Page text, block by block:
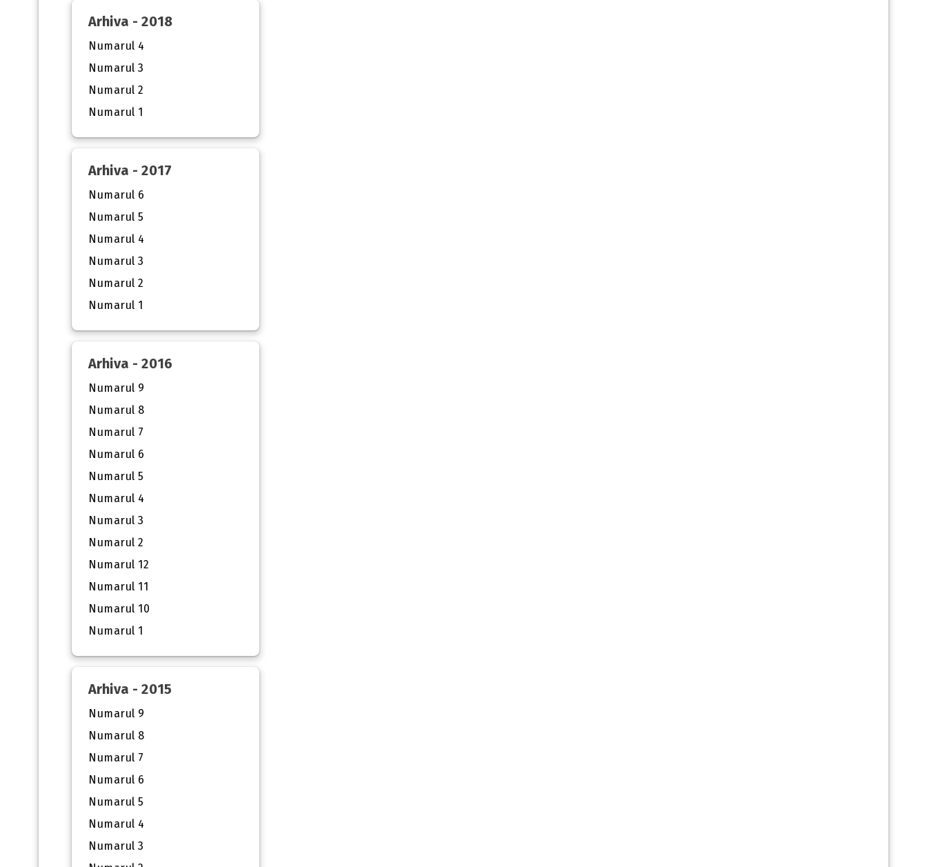
Arhiva - 2018
Numarul 4
Numarul 3
Numarul 2
Numarul 1
Arhiva - 2017
Numarul 6
Numarul 5
Numarul 4
Numarul 3
Numarul 2
Numarul 1
Arhiva - 2016
Numarul 9
Numarul 8
Numarul 7
Numarul 6
Numarul 5
Numarul 4
Numarul 3
Numarul 2
Numarul 12
Numarul 11
Numarul 10
Numarul 1
Arhiva - 2015
Numarul 9
Numarul 8
Numarul 7
Numarul 6
Numarul 5
Numarul 4
Numarul 3